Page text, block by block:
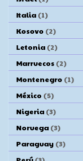
Italia (1)
Kosovo (2)
Letonia (2)
Marruecos (2)
Montenegro (1)
México (5)
Nigeria (3)
Noruega (3)
Paraguay (3)